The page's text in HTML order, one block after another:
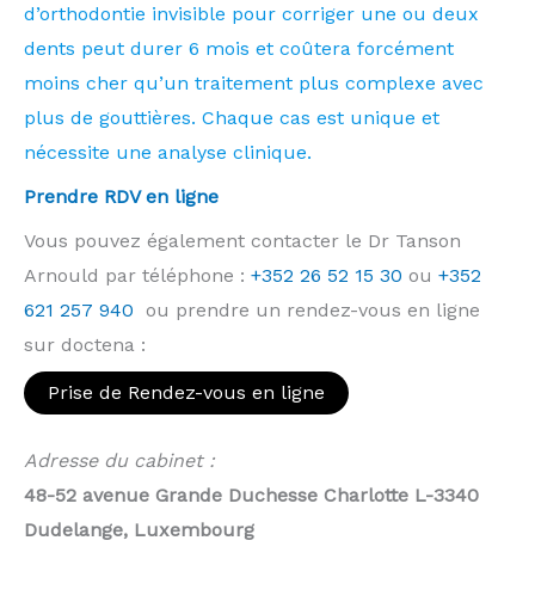
d’orthodontie invisible pour corriger une ou deux
dents peut durer 6 mois et coûtera forcément
moins cher qu’un traitement plus complexe avec
plus de gouttières. Chaque cas est unique et
nécessite une analyse clinique.
Prendre RDV en ligne
Vous pouvez également contacter le Dr Tanson
Arnould par téléphone : +352 26 52 15 30 ou +352
621 257 940 ou prendre un rendez-vous en ligne
sur doctena :
Prise de Rendez-vous en ligne
Adresse du cabinet :
48-52 avenue Grande Duchesse Charlotte L-3340
Dudelange, Luxembourg